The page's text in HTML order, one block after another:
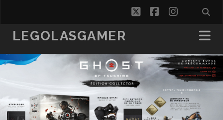
twitterfacebook
LEGOLASGAMER